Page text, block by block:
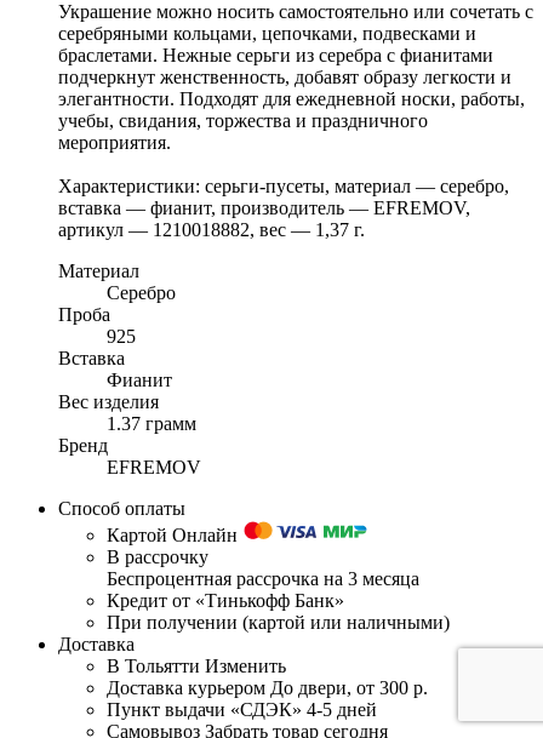
Украшение можно носить самостоятельно или сочетать с
серебряными кольцами, цепочками, подвесками и
браслетами. Нежные серьги из серебра с фианитами
подчеркнут женственность, добавят образу легкости и
элегантности. Подходят для ежедневной носки, работы,
учебы, свидания, торжества и праздничного
мероприятия.
Характеристики: серьги-пусеты, материал — серебро,
вставка — фианит, производитель — EFREMOV,
артикул — 1210018882, вес — 1,37 г.
Материал
Серебро
Проба
925
Вставка
Фианит
Вес изделия
1.37 грамм
Бренд
EFREMOV
Способ оплаты
Картой Онлайн
В рассрочку
Беспроцентная рассрочка на 3 месяца
Кредит от «Тинькофф Банк»
При получении (картой или наличными)
Доставка
В Тольятти Изменить
Доставка курьером До двери, от 300 р.
Пункт выдачи «СДЭК» 4-5 дней
Самовывоз Забрать товар сегодня